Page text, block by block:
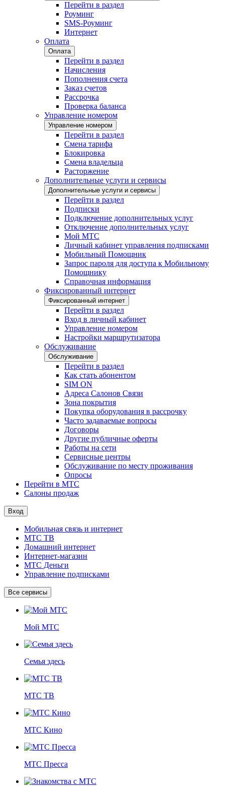
Перейти в раздел
Роуминг
SMS-Роуминг
Интернет
Оплата
Оплата
Перейти в раздел
Начисления
Пополнения счета
Заказ счетов
Рассрочка
Проверка баланса
Управление номером
Управление номером
Перейти в раздел
Смена тарифа
Блокировка
Смена владельца
Расторжение
Дополнительные услуги и сервисы
Дополнительные услуги и сервисы
Перейти в раздел
Подписки
Подключение дополнительных услуг
Отключение дополнительных услуг
Мой МТС
Личный кабинет управления подписками
Мобильный Помощник
Запрос пароля для доступа к Мобильному
Помощнику
Справочная информация
Фиксированный интернет
Фиксированный интернет
Перейти в раздел
Вход в личный кабинет
Управление номером
Настройки маршрутизатора
Обслуживание
Обслуживание
Перейти в раздел
Как стать абонентом
SIM ON
Адреса Салонов Связи
Зона покрытия
Покупка оборудования в рассрочку
Часто задаваемые вопросы
Договоры
Другие публичные оферты
Работы на сети
Сервисные центры
Обслуживание по месту проживания
Опросы
Перейти в МТС
Салоны продаж
Вход
Мобильная связь и интернет
МТС ТВ
Домашний интернет
Интернет-магазин
МТС Деньги
Управление подписками
Все сервисы
Мой МТС
Семья здесь
МТС ТВ
МТС Кино
МТС Пресса